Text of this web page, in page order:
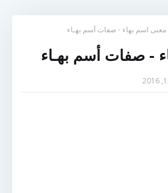
معنى اسم بهاء - صفات أسم بهـاء
- صفات أسم بهـاء